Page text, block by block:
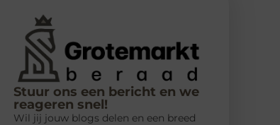
Stuur ons een bericht en we
reageren snel!
Wil jij jouw blogs delen en een breed